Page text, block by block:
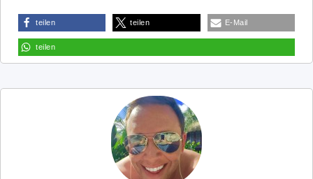
teilen teilen E-Mail
teilen